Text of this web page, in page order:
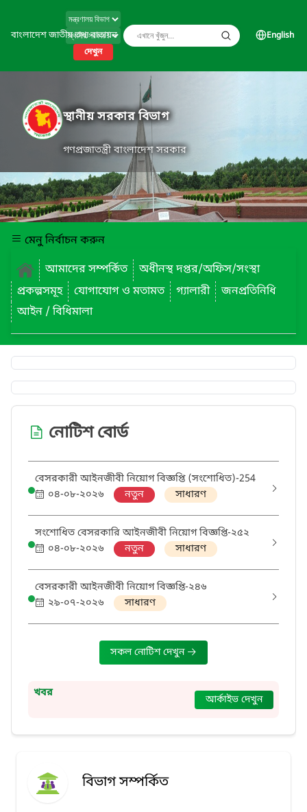
বাংলাদেশ জাতীয় তথ্য বাতায়ন
দেখুন
English
স্থানীয় সরকার বিভাগ
গণপ্রজাতন্ত্রী বাংলাদেশ সরকার
মেনু নির্বাচন করুন
আমাদের সম্পর্কিত
অধীনস্থ দপ্তর/অফিস/সংস্থা
প্রকল্পসমূহ
যোগাযোগ ও মতামত গ্যালারী
জনপ্রতিনিধি
আইন / বিধিমালা
নোটিশ বোর্ড
বেসরকারী আইনজীবী নিয়োগ বিজ্ঞপ্তি (সংশোধিত)-254
০৪-০৮-২০২৬
নতুন সাধারণ
সংশোধিত বেসরকারি আইনজীবী নিয়োগ বিজ্ঞপ্তি-২৫২
০৪-০৮-২০২৬
নতুন সাধারণ
বেসরকারী আইনজীবী নিয়োগ বিজ্ঞপ্তি-২৪৬
২৯-০৭-২০২৬
সাধারণ
সকল নোটিশ দেখুন
খবর আর্কাইভ দেখুন
বিভাগ সম্পর্কিত